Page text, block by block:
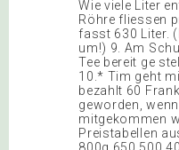
Wie viele Liter
Röhre fliessen
fasst 630 Liter.
um!) 9. Am
Tee bereit ge
10.* Tim geht
bezahlt 60
geworden,
mitgekommen
Preistabellen
800g 650 500